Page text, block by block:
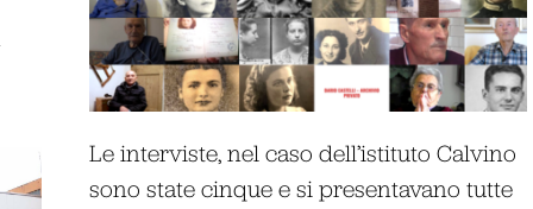
Le interviste, nel caso dell’istituto Calvino
sono state cinque e si presentavano tutte